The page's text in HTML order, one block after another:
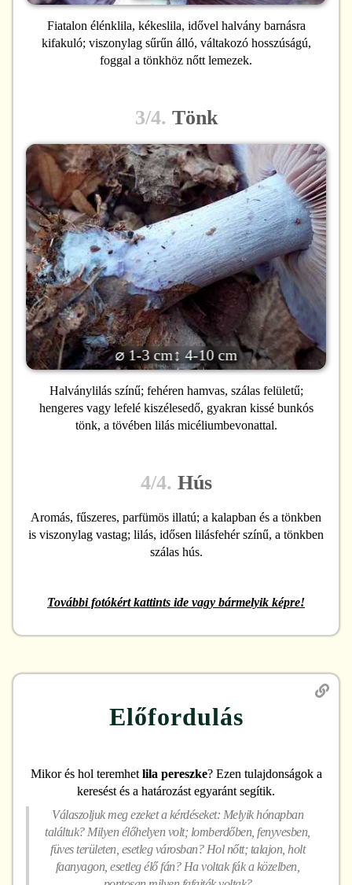
Fiatalon élénklila, kékeslila, idővel halvány barnásra
kifakuló; viszonylag sűrűn álló, váltakozó hosszúságú,
foggal a tönkhöz nőtt lemezek.
3/4. Tönk
Halványlilás színű; fehéren hamvas, szálas felületű;
hengeres vagy lefelé kiszélesedő, gyakran kissé bunkós
tönk, a tövében lilás micéliumbevonattal.
⌀ 1-3 cm↕ 4-10 cm
4/4. Hús
Aromás, fűszeres, parfümös illatú; a kalapban és a tönkben
is viszonylag vastag; lilás, idősen lilásfehér színű, a tönkben
szálas hús.
További fotókért kattints ide vagy bármelyik képre!
Előfordulás
Mikor és hol teremhet lila pereszke? Ezen tulajdonságok a
keresést és a határozást egyaránt segítik.
Válaszoljuk meg ezeket a kérdéseket: Melyik hónapban
találtuk? Milyen élőhelyen volt; lomberdőben, fenyvesben,
füves területen, esetleg városban? Hol nőtt; talajon, holt
faanyagon, esetleg élő fán? Ha voltak fák a közelben,